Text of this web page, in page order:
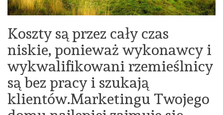
Koszty są przez cały czas
niskie, ponieważ wykonawcy i
wykwalifikowani rzemieślnicy
są bez pracy i szukają
klientów.Marketingu Twojego